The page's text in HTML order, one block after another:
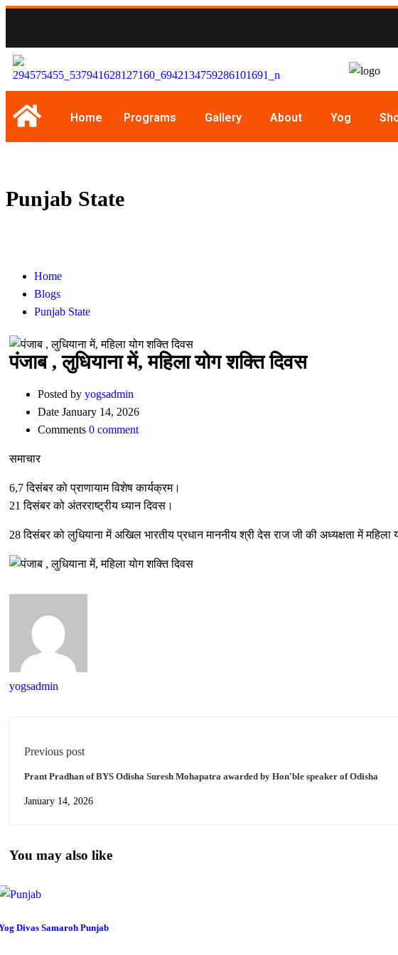
Home Programs Gallery About Yog
Punjab State
Home
Blogs
Punjab State
पंजाब , लुधियाना में, महिला योग शक्ति दिवस
Posted by yogsadmin
Date January 14, 2026
Comments 0 comment
समाचार
6,7 दिसंबर को प्राणायाम विशेष कार्यक्रम।
21 दिसंबर को अंतरराष्ट्रीय ध्यान दिवस।
28 दिसंबर को लुधियाना में अखिल भारतीय प्रधान माननीय श्री देस राज जी की अध्यक्षता में
yogsadmin
Previous post
Prant Pradhan of BYS Odisha Suresh Mohapatra awarded by Hon'ble speaker of Odisha
January 14, 2026
You may also like
Divas Samaroh Punjab